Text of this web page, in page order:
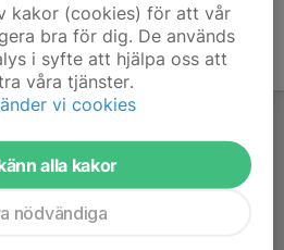
kakor (cookies) för att vår
bra för dig. De används
i syfte att hjälpa oss att
våra tjänster.
vi cookies
alla kakor
nödvändiga